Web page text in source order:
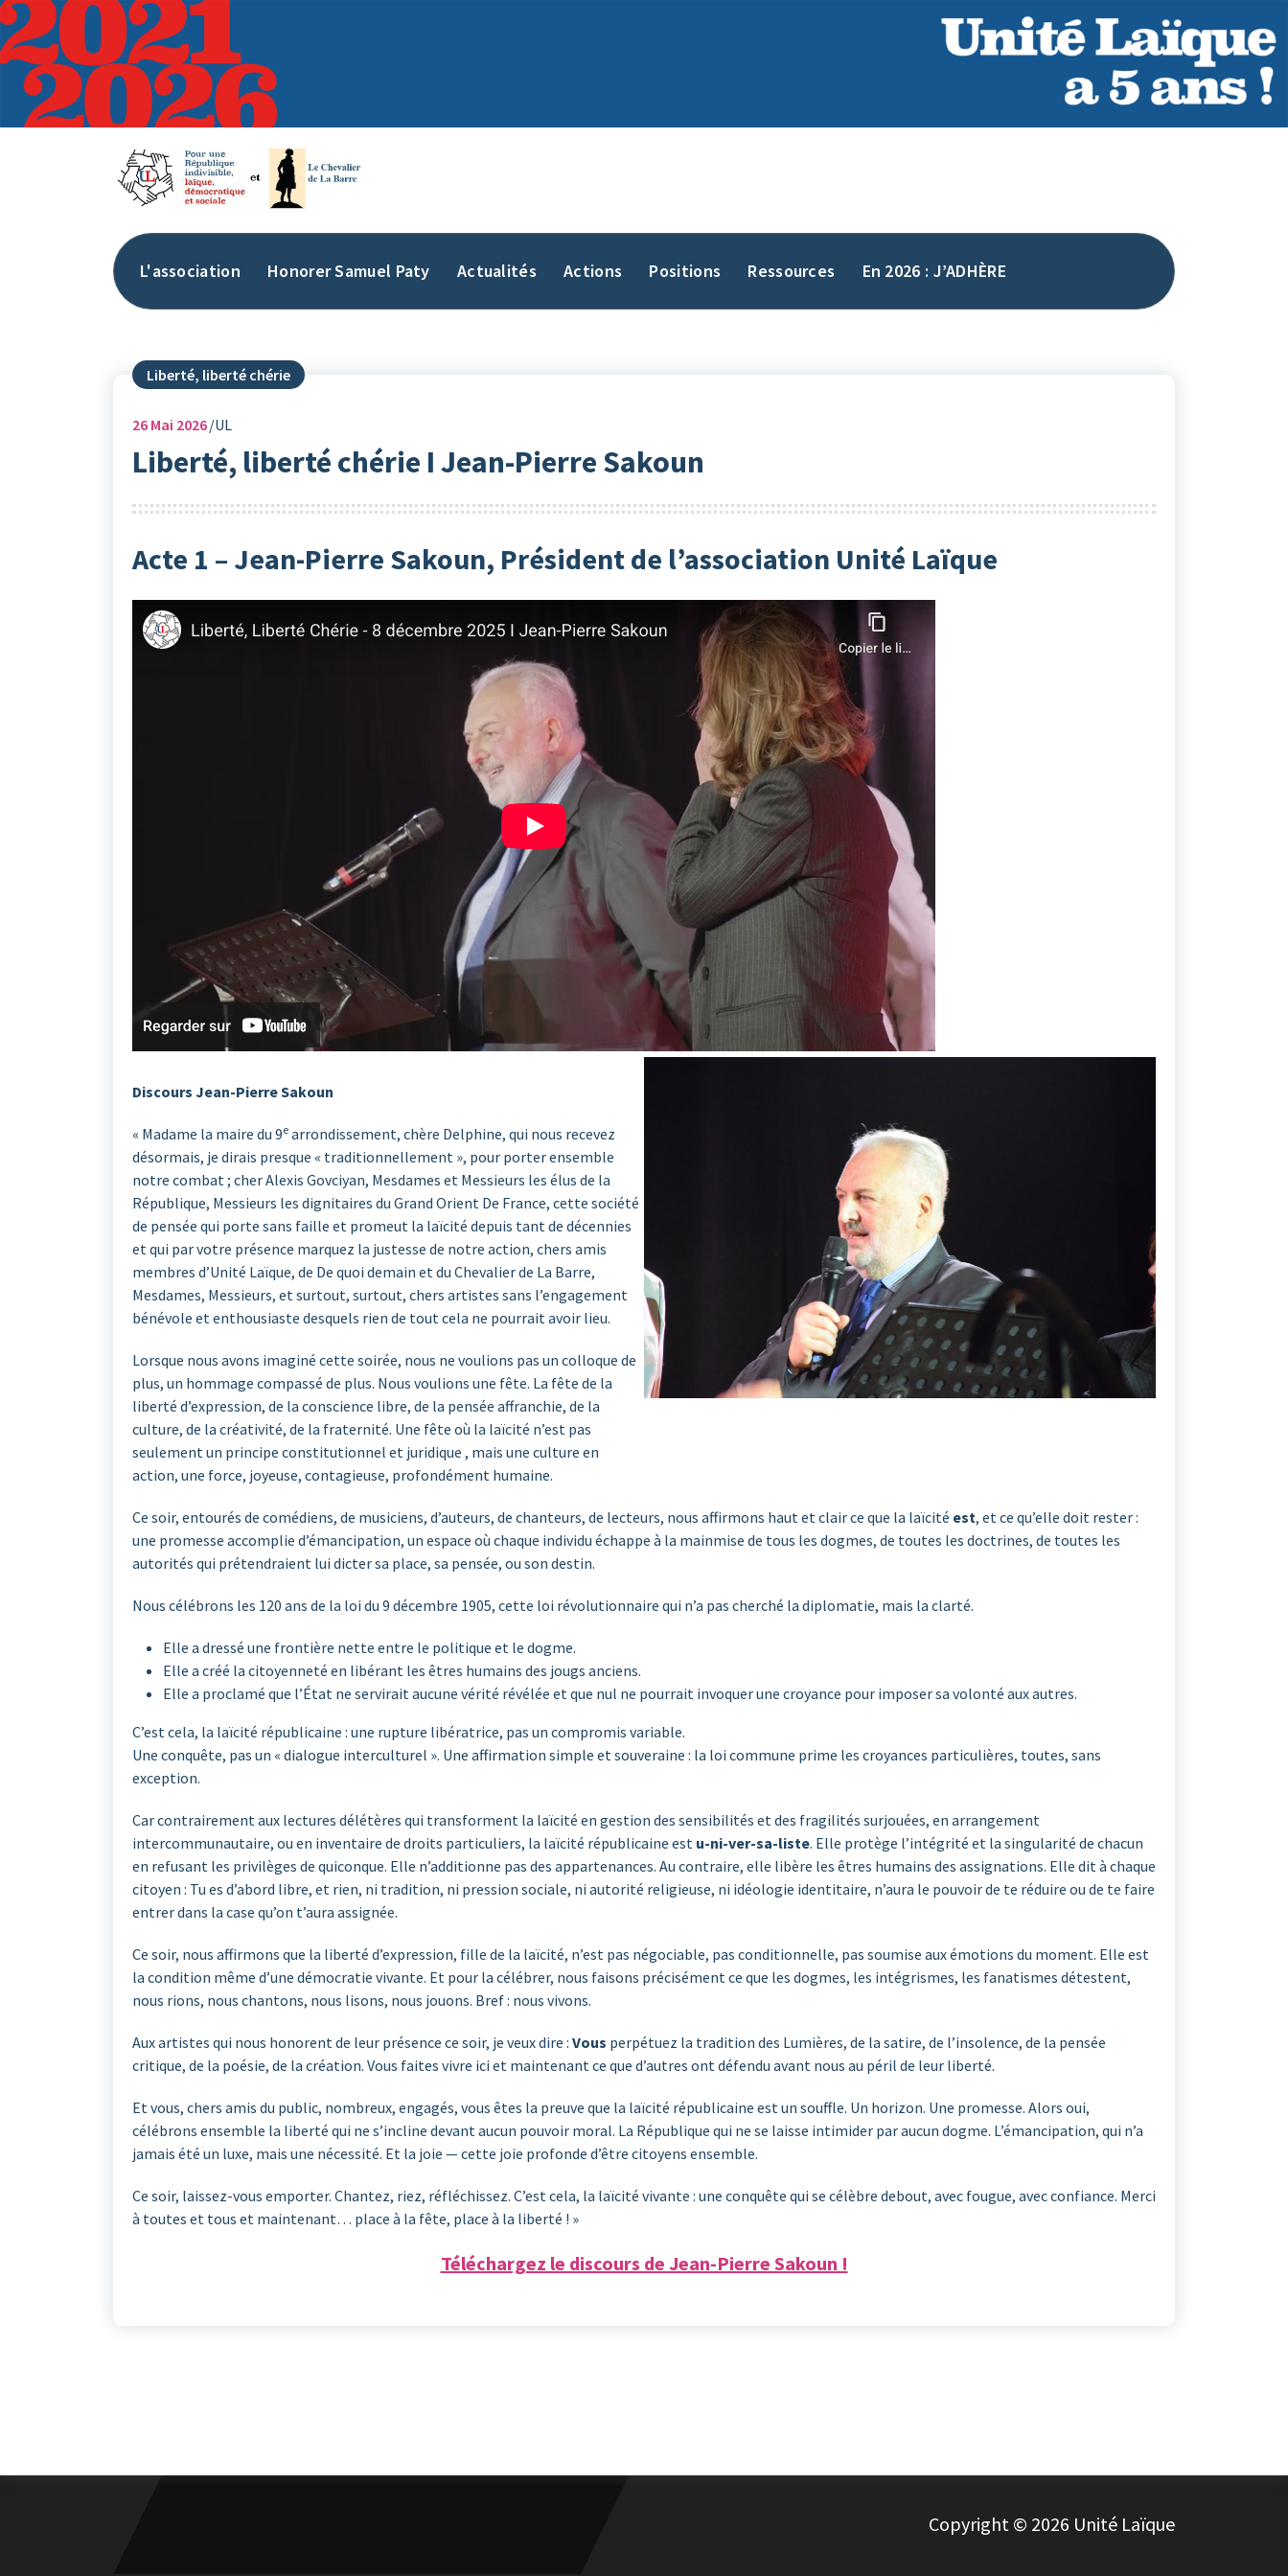
Aller
au
contenu
L'association Honorer Samuel Paty Actualités Actions Positions Ressources En 2026 : J’ADHÈRE
Liberté, liberté chérie
26 Mai 2026 UL
Liberté, liberté chérie I Jean-Pierre Sakoun
Acte 1 – Jean-Pierre Sakoun, Président de l’association Unité Laïque
Discours Jean-Pierre Sakoun
« Madame la maire du 9e arrondissement, chère Delphine, qui nous recevez
désormais, je dirais presque « traditionnellement », pour porter ensemble
notre combat ; cher Alexis Govciyan, Mesdames et Messieurs les élus de la
République, Messieurs les dignitaires du Grand Orient De France, cette société
de pensée qui porte sans faille et promeut la laïcité depuis tant de décennies
et qui par votre présence marquez la justesse de notre action, chers amis
membres d’Unité Laïque, de De quoi demain et du Chevalier de La Barre,
Mesdames, Messieurs, et surtout, surtout, chers artistes sans l’engagement
bénévole et enthousiaste desquels rien de tout cela ne pourrait avoir lieu.
Lorsque nous avons imaginé cette soirée, nous ne voulions pas un colloque de
plus, un hommage compassé de plus. Nous voulions une fête. La fête de la
liberté d’expression, de la conscience libre, de la pensée affranchie, de la
culture, de la créativité, de la fraternité. Une fête où la laïcité n’est pas
seulement un principe constitutionnel et juridique , mais une culture en
action, une force, joyeuse, contagieuse, profondément humaine.
Ce soir, entourés de comédiens, de musiciens, d’auteurs, de chanteurs, de lecteurs, nous affirmons haut et clair ce que la laïcité est, et ce qu’elle doit rester :
une promesse accomplie d’émancipation, un espace où chaque individu échappe à la mainmise de tous les dogmes, de toutes les doctrines, de toutes les
autorités qui prétendraient lui dicter sa place, sa pensée, ou son destin.
Nous célébrons les 120 ans de la loi du 9 décembre 1905, cette loi révolutionnaire qui n’a pas cherché la diplomatie, mais la clarté.
Elle a dressé une frontière nette entre le politique et le dogme.
Elle a créé la citoyenneté en libérant les êtres humains des jougs anciens.
Elle a proclamé que l’État ne servirait aucune vérité révélée et que nul ne pourrait invoquer une croyance pour imposer sa volonté aux autres.
C’est cela, la laïcité républicaine : une rupture libératrice, pas un compromis variable.
Une conquête, pas un « dialogue interculturel ». Une affirmation simple et souveraine : la loi commune prime les croyances particulières, toutes, sans
exception.
Car contrairement aux lectures délétères qui transforment la laïcité en gestion des sensibilités et des fragilités surjouées, en arrangement
intercommunautaire, ou en inventaire de droits particuliers, la laïcité républicaine est u-ni-ver-sa-liste. Elle protège l’intégrité et la singularité de chacun
en refusant les privilèges de quiconque. Elle n’additionne pas des appartenances. Au contraire, elle libère les êtres humains des assignations. Elle dit à chaque
citoyen : Tu es d’abord libre, et rien, ni tradition, ni pression sociale, ni autorité religieuse, ni idéologie identitaire, n’aura le pouvoir de te réduire ou de te faire
entrer dans la case qu’on t’aura assignée.
Ce soir, nous affirmons que la liberté d’expression, fille de la laïcité, n’est pas négociable, pas conditionnelle, pas soumise aux émotions du moment. Elle est
la condition même d’une démocratie vivante. Et pour la célébrer, nous faisons précisément ce que les dogmes, les intégrismes, les fanatismes détestent,
nous rions, nous chantons, nous lisons, nous jouons. Bref : nous vivons.
Aux artistes qui nous honorent de leur présence ce soir, je veux dire : Vous perpétuez la tradition des Lumières, de la satire, de l’insolence, de la pensée
critique, de la poésie, de la création. Vous faites vivre ici et maintenant ce que d’autres ont défendu avant nous au péril de leur liberté.
Et vous, chers amis du public, nombreux, engagés, vous êtes la preuve que la laïcité républicaine est un souffle. Un horizon. Une promesse. Alors oui,
célébrons ensemble la liberté qui ne s’incline devant aucun pouvoir moral. La République qui ne se laisse intimider par aucun dogme. L’émancipation, qui n’a
jamais été un luxe, mais une nécessité. Et la joie — cette joie profonde d’être citoyens ensemble.
Ce soir, laissez-vous emporter. Chantez, riez, réfléchissez. C’est cela, la laïcité vivante : une conquête qui se célèbre debout, avec fougue, avec confiance. Merci
à toutes et tous et maintenant… place à la fête, place à la liberté ! »
Téléchargez le discours de Jean-Pierre Sakoun !
Copyright © 2026 Unité Laïque